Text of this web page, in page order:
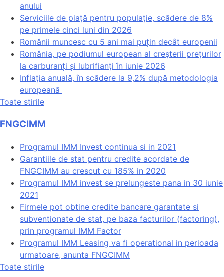
anului
Serviciile de piață pentru populație, scădere de 8%
pe primele cinci luni din 2026
Românii muncesc cu 5 ani mai puțin decât europenii
România, pe podiumul european al creșterii prețurilor
la carburanți și lubrifianți în iunie 2026
Inflația anuală, în scădere la 9,2% după metodologia
europeană
Toate stirile
FNGCIMM
Programul IMM Invest continua si in 2021
Garantiile de stat pentru credite acordate de
FNGCIMM au crescut cu 185% in 2020
Programul IMM invest se prelungeste pana in 30 iunie
2021
Firmele pot obtine credite bancare garantate si
subventionate de stat, pe baza facturilor (factoring),
prin programul IMM Factor
Programul IMM Leasing va fi operational in perioada
urmatoare, anunta FNGCIMM
Toate stirile